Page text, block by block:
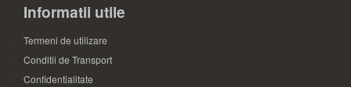
Informatii utile
Termeni de utilizare
Conditii de Transport
Confidentialitate